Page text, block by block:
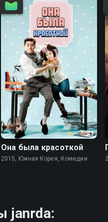
7.8 7.5
Она была красоткой
2015, Южная Корея, Комедии
janrda: